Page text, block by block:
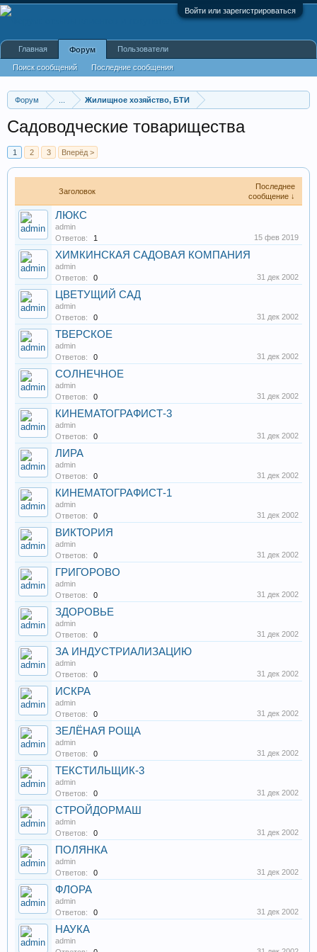
Войти или зарегистрироваться
Форум Жилищное хозяйство, БТИ
Садоводческие товарищества
1 2 3 Вперёд >
Заголовок
Последнее
сообщение ↓
ЛЮКС
admin
Ответов:
1 15 фев 2019
ХИМКИНСКАЯ САДОВАЯ КОМПАНИЯ
admin
Ответов:
0 31 дек 2002
ЦВЕТУЩИЙ САД
admin
Ответов:
0 31 дек 2002
ТВЕРСКОЕ
admin
Ответов:
0 31 дек 2002
СОЛНЕЧНОЕ
admin
Ответов:
0 31 дек 2002
КИНЕМАТОГРАФИСТ-3
admin
Ответов:
0 31 дек 2002
ЛИРА
admin
Ответов:
0 31 дек 2002
КИНЕМАТОГРАФИСТ-1
admin
Ответов:
0 31 дек 2002
ВИКТОРИЯ
admin
Ответов:
0 31 дек 2002
ГРИГОРОВО
admin
Ответов:
0 31 дек 2002
ЗДОРОВЬЕ
admin
Ответов:
0 31 дек 2002
ЗА ИНДУСТРИАЛИЗАЦИЮ
admin
Ответов:
0 31 дек 2002
ИСКРА
admin
Ответов:
0 31 дек 2002
ЗЕЛЁНАЯ РОЩА
admin
Ответов:
0 31 дек 2002
ТЕКСТИЛЬЩИК-3
admin
Ответов:
0 31 дек 2002
СТРОЙДОРМАШ
admin
Ответов:
0 31 дек 2002
ПОЛЯНКА
admin
Ответов:
0 31 дек 2002
ФЛОРА
admin
Ответов:
0 31 дек 2002
НАУКА
admin
Главная Форум
Поиск сообщений Последние сообщения
Пользователи